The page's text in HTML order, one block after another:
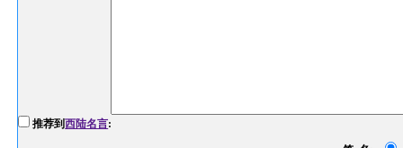
推荐到西陆名言: